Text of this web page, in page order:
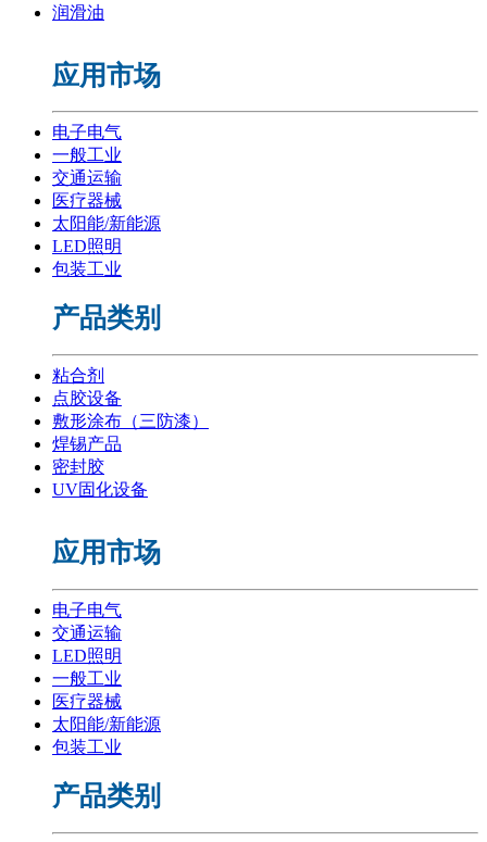
润滑油
应用市场
电子电气
一般工业
交通运输
医疗器械
太阳能/新能源
LED照明
包装工业
产品类别
粘合剂
点胶设备
敷形涂布（三防漆）
焊锡产品
密封胶
UV固化设备
应用市场
电子电气
交通运输
LED照明
一般工业
医疗器械
太阳能/新能源
包装工业
产品类别